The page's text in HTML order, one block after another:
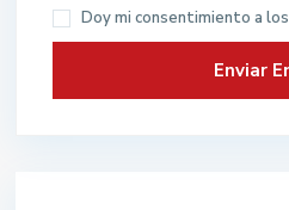
Doy mi consentimiento a los